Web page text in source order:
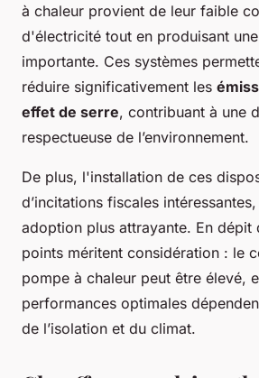
à chaleur provient de leur faible
d'électricité tout en produisant
importante. Ces systèmes
réduire significativement les
effet de serre, contribuant à une
respectueuse de l’environnement.
De plus, l'installation de ces
d’incitations fiscales
adoption plus attrayante. En dépit
points méritent considération : le
pompe à chaleur peut être élevé,
performances optimales
de l’isolation et du climat.